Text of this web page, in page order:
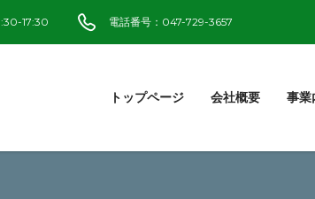
17:30 電話番号：047-729-3657
トップページ 会社概要 事業